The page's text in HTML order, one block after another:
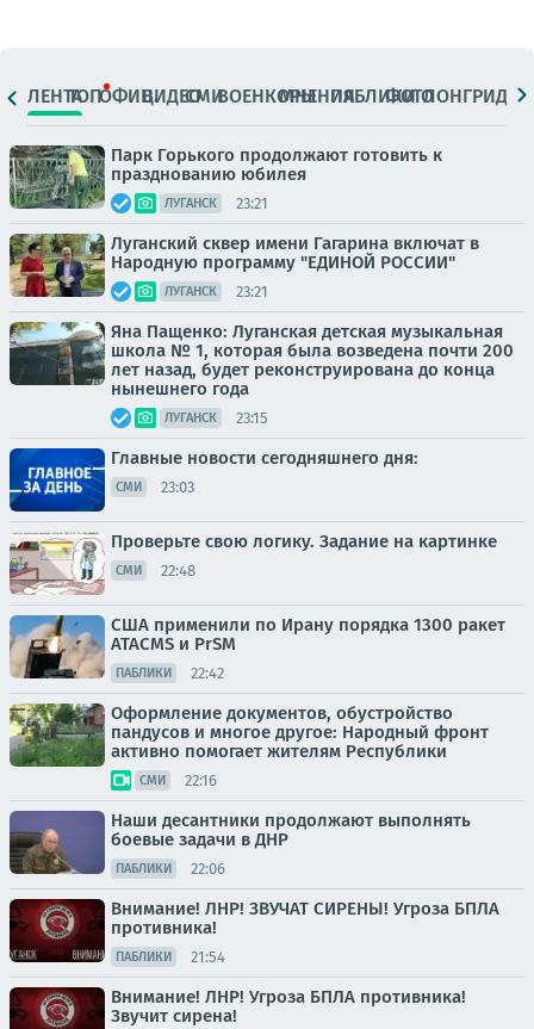
ЛЕНТАТОПОФИЦ.ВИДЕОСМИВОЕНКОРЫМНЕНИЯПАБЛИКИ
ФОТОЛОНГРИДЫ
Парк Горького продолжают готовить к
празднованию юбилея
ЛУГАНСК 23:21
Луганский сквер имени Гагарина включат в
Народную программу "ЕДИНОЙ РОССИИ"
ЛУГАНСК 23:21
Яна Пащенко: Луганская детская музыкальная
школа № 1, которая была возведена почти 200
лет назад, будет реконструирована до конца
нынешнего года
ЛУГАНСК 23:15
Главные новости сегодняшнего дня:
СМИ 23:03
Проверьте свою логику. Задание на картинке
СМИ 22:48
США применили по Ирану порядка 1300 ракет
ATACMS и PrSM
ПАБЛИКИ 22:42
Оформление документов, обустройство
пандусов и многое другое: Народный фронт
активно помогает жителям Республики
СМИ 22:16
Наши десантники продолжают выполнять
боевые задачи в ДНР
ПАБЛИКИ 22:06
Внимание! ЛНР! ЗВУЧАТ СИРЕНЫ! Угроза БПЛА
противника!
ПАБЛИКИ 21:54
Внимание! ЛНР! Угроза БПЛА противника!
Звучит сирена!